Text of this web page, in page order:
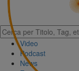
Video
Podcast
News